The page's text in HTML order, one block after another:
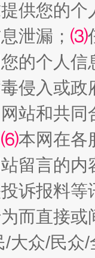
"炒
供您的个
泄漏； ⑶
的个人
侵入或
站和共
⑹本网在各
留言的内
诉报料
而直接
/大众/民